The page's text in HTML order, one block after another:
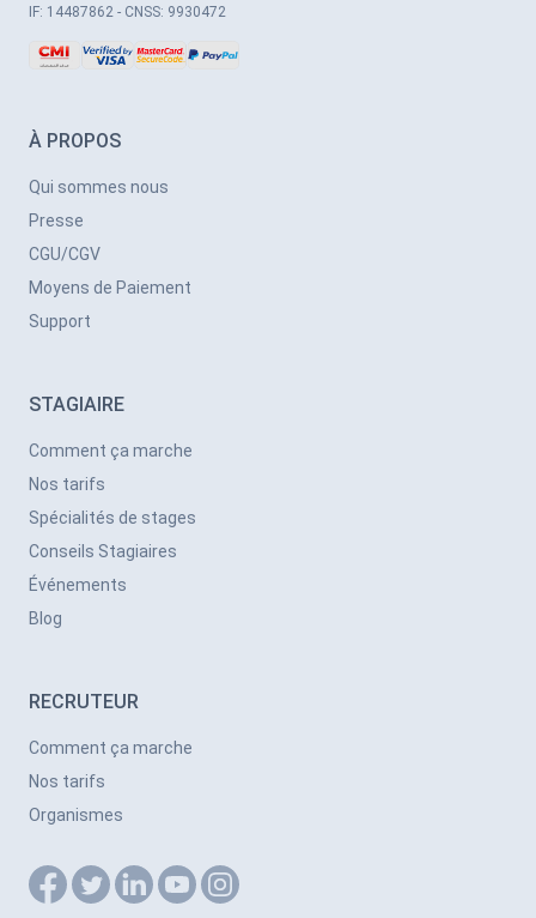
À PROPOS
Qui sommes nous
Presse
CGU/CGV
Moyens de Paiement
Support
STAGIAIRE
Comment ça marche
Nos tarifs
Spécialités de stages
Conseils Stagiaires
Événements
Blog
RECRUTEUR
Comment ça marche
Nos tarifs
Organismes
IF: 14487862 - CNSS: 9930472